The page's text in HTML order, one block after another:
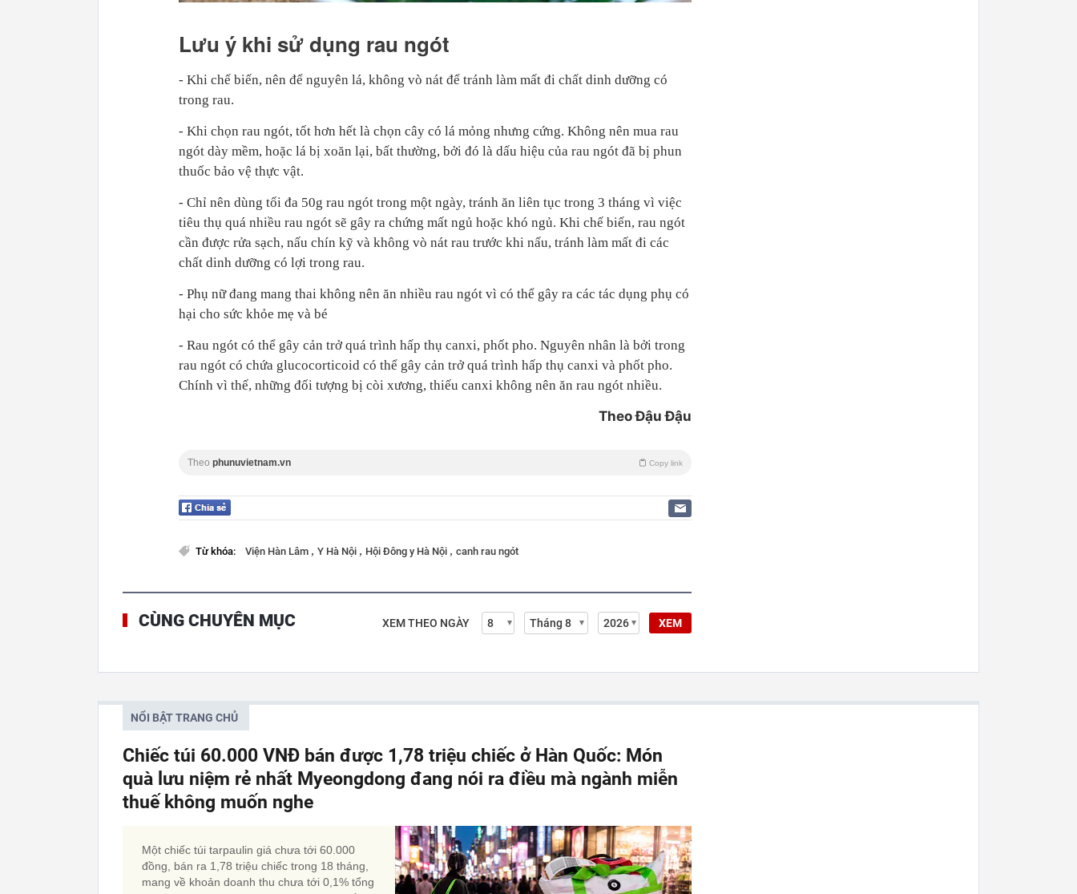
Lưu ý khi sử dụng rau ngót
- Khi chế biến, nên để nguyên lá, không vò nát để tránh làm mất đi chất dinh dưỡng có
trong rau.
- Khi chọn rau ngót, tốt hơn hết là chọn cây có lá mỏng nhưng cứng. Không nên mua rau
ngót dày mềm, hoặc lá bị xoăn lại, bất thường, bởi đó là dấu hiệu của rau ngót đã bị phun
thuốc bảo vệ thực vật.
- Chỉ nên dùng tối đa 50g rau ngót trong một ngày, tránh ăn liên tục trong 3 tháng vì việc
tiêu thụ quá nhiều rau ngót sẽ gây ra chứng mất ngủ hoặc khó ngủ. Khi chế biến, rau ngót
cần được rửa sạch, nấu chín kỹ và không vò nát rau trước khi nấu, tránh làm mất đi các
chất dinh dưỡng có lợi trong rau.
- Phụ nữ đang mang thai không nên ăn nhiều rau ngót vì có thể gây ra các tác dụng phụ có
hại cho sức khỏe mẹ và bé
- Rau ngót có thể gây cản trở quá trình hấp thụ canxi, phốt pho. Nguyên nhân là bởi trong
rau ngót có chứa glucocorticoid có thể gây cản trở quá trình hấp thụ canxi và phốt pho.
Chính vì thế, những đối tượng bị còi xương, thiếu canxi không nên ăn rau ngót nhiều.
Theo Đậu Đậu
Theo phunuvietnam.vn Copy link
Từ khóa: Viện Hàn Lâm , Y Hà Nội , Hội Đông y Hà Nội , canh rau ngót
CÙNG CHUYÊN MỤC XEM THEO NGÀY XEM
NỔI BẬT TRANG CHỦ
Chiếc túi 60.000 VNĐ bán được 1,78 triệu chiếc ở Hàn Quốc: Món
quà lưu niệm rẻ nhất Myeongdong đang nói ra điều mà ngành miễn
thuế không muốn nghe
Một chiếc túi tarpaulin giá chưa tới 60.000
đồng, bán ra 1,78 triệu chiếc trong 18 tháng,
mang về khoản doanh thu chưa tới 0,1% tổng